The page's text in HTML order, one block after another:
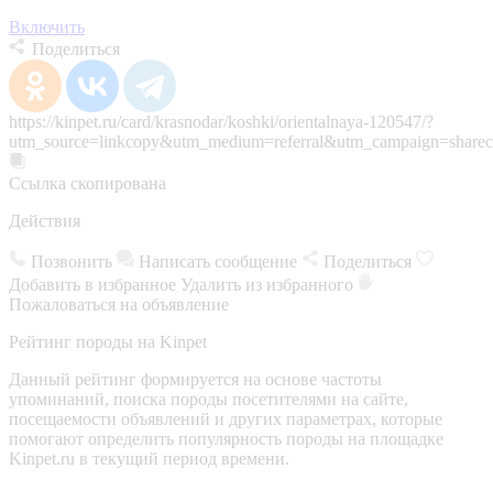
Включить
Поделиться
https://kinpet.ru/card/krasnodar/koshki/orientalnaya-120547/?
Ссылка скопирована
Действия
Позвонить Написать сообщение
Поделиться
Добавить в избранное Удалить из избранного
Пожаловаться на объявление
Рейтинг породы на Kinpet
Данный рейтинг формируется на основе частоты
упоминаний, поиска породы посетителями на сайте,
посещаемости объявлений и других параметрах, которые
помогают определить популярность породы на площадке
Kinpet.ru в текущий период времени.